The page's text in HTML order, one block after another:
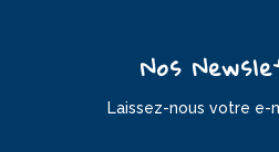
Nos
Laissez-nous votre e-